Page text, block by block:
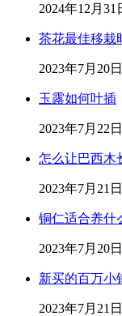
2024年12月31
茶花最佳移栽
2023年7月20日
玉露如何叶插
2023年7月22日
怎么让巴西木
2023年7月21日
铜仁适合养什
2023年7月20日
新买的百万小
2023年7月21日